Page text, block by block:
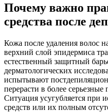
Почему важно
средства после
Кожа после удаления волос
верхний слой эпидермиса
естественный защитный
дерматологических
испытывают
перерасти в более
Ситуация усугубляется при
средств или их полным